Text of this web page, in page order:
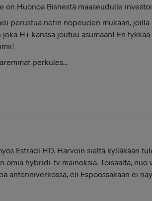
on Huonoa Bisnestä maaseudulle
perustua netin nopeuden mukaan, joilla
H+ kanssa joutuu asumaan! En
perkules...
Estradi HD. Harvoin sieltä kylläkään
omia hybridi-tv mainoksia. Toisaalta, nuo
antenniverkossa, eli Espoossakaan ei